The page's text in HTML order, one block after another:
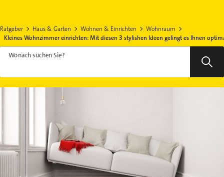
Ratgeber Haus & Garten Wohnen & Einrichten
Wohnraum
Kleines Wohnzimmer einrichten: Mit diesen 3 stylishen Ideen gelingt es Ihnen
Wonach suchen Sie?